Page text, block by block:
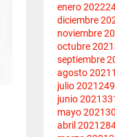
enero 2022
diciembre
noviembre
octubre 2021
septiembre
agosto 2021
julio 2021249
junio 2021
mayo 2021
abril 2021